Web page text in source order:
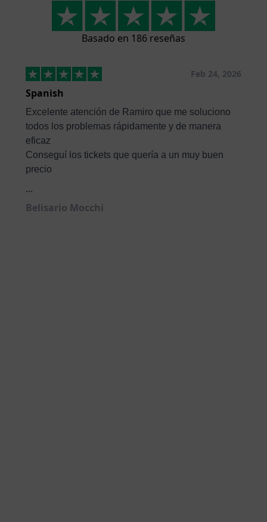
Basado en 186 reseñas
Feb 24, 2026
Spanish
Excelente atención de Ramiro que me soluciono
todos los problemas rápidamente y de manera
eficaz
Conseguí los tickets que quería a un muy buen
precio
...
Belisario Mocchi